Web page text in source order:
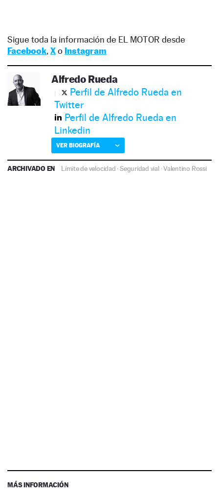
Sigue toda la información de EL MOTOR desde
Facebook, Xo Instagram
Alfredo Rueda
Perfil de Alfredo Rueda en
Twitter
Perfil de Alfredo Rueda en
Linkedin
VER BIOGRAFÍA
ARCHIVADO EN Límite de velocidad ·Seguridad vial·Valentino Rossi
MÁS INFORMACIÓN